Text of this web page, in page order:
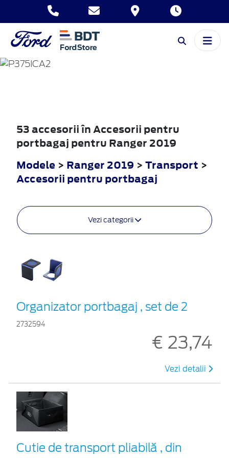
RANGER
53 accesorii în Accesorii pentru
portbagaj pentru Ranger 2019
Modele > Ranger 2019 > Transport >
Accesorii pentru portbagaj
Vezi categorii
Organizator portbagaj , set de 2
2732594
€ 23,74
Vezi detalii
Cutie de transport pliabilă , din